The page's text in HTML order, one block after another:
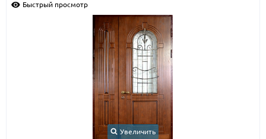
Быстрый просмотр
Увеличить